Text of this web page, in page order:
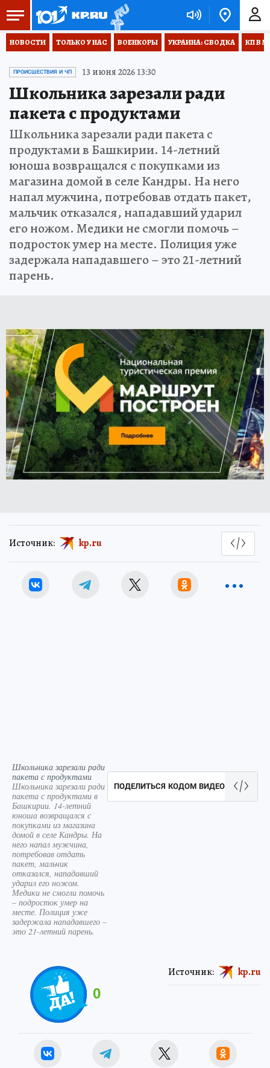
НОВОСТИ ТОЛЬКО У НАС ВОЕНКОРЫ УКРАИНА: СВОДКА КП В
ПРОИСШЕСТВИЯ И ЧП 13 июня 2026 13:30
Школьника зарезали ради
пакета с продуктами
Школьника зарезали ради пакета с
продуктами в Башкирии. 14-летний
юноша возвращался с покупками из
магазина домой в селе Кандры. На него
напал мужчина, потребовав отдать пакет,
мальчик отказался, нападавший ударил
его ножом. Медики не смогли помочь –
подросток умер на месте. Полиция уже
задержала нападавшего – это 21-летний
парень.
Источник: kp.ru
Школьника зарезали ради
пакета с продуктами
Школьника зарезали ради
пакета с продуктами в
Башкирии. 14-летний
юноша возвращался с
покупками из магазина
домой в селе Кандры. На
него напал мужчина,
потребовав отдать
пакет, мальчик
отказался, нападавший
ударил его ножом.
Медики не смогли помочь
– подросток умер на
месте. Полиция уже
задержала нападавшего –
это 21-летний парень.
ПОДЕЛИТЬСЯ КОДОМ ВИДЕО
0
Источник: kp.ru